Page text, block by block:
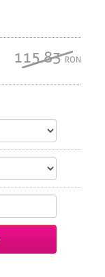
115.83RON